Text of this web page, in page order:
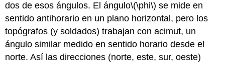
dos de esos ángulos. El ángulo\(\phi\) se mide en
sentido antihorario en un plano horizontal, pero los
topógrafos (y soldados) trabajan con acimut, un
ángulo similar medido en sentido horario desde el
norte. Así las direcciones (norte, este, sur, oeste)